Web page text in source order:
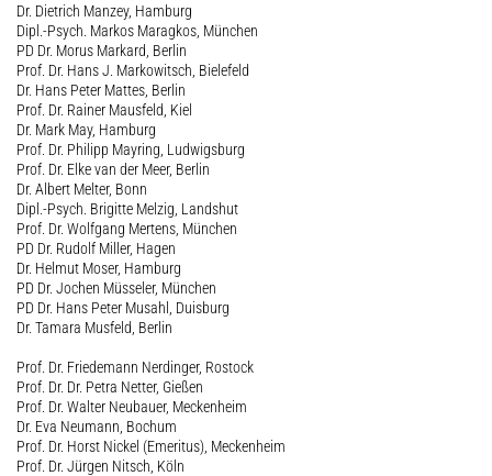
Dr. Dietrich Manzey, Hamburg
Dipl.-Psych. Markos Maragkos, München
PD Dr. Morus Markard, Berlin
Prof. Dr. Hans J. Markowitsch, Bielefeld
Dr. Hans Peter Mattes, Berlin
Prof. Dr. Rainer Mausfeld, Kiel
Dr. Mark May, Hamburg
Prof. Dr. Philipp Mayring, Ludwigsburg
Prof. Dr. Elke van der Meer, Berlin
Dr. Albert Melter, Bonn
Dipl.-Psych. Brigitte Melzig, Landshut
Prof. Dr. Wolfgang Mertens, München
PD Dr. Rudolf Miller, Hagen
Dr. Helmut Moser, Hamburg
PD Dr. Jochen Müsseler, München
PD Dr. Hans Peter Musahl, Duisburg
Dr. Tamara Musfeld, Berlin
Prof. Dr. Friedemann Nerdinger, Rostock
Prof. Dr. Dr. Petra Netter, Gießen
Prof. Dr. Walter Neubauer, Meckenheim
Dr. Eva Neumann, Bochum
Prof. Dr. Horst Nickel (Emeritus), Meckenheim
Prof. Dr. Jürgen Nitsch, Köln